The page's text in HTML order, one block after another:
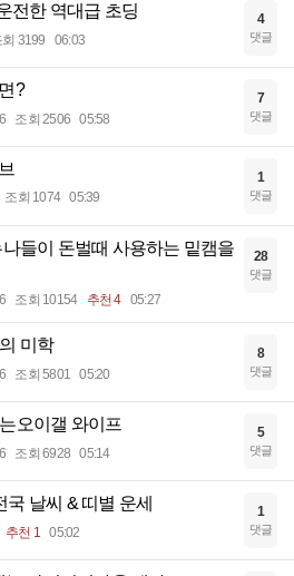
전한 역대급 초딩
회 3199 06:03
4
댓글
?
조회 2506 05:58
7
댓글
조회 1074 05:39
1
댓글
들이 돈벌때 사용하는 밑캠을
조회 10154 추천 4 05:27
28
댓글
미학
조회 5801 05:20
8
댓글
오이갤 와이프
조회 6928 05:14
5
댓글
국 날씨 & 띠별 운세
추천 1 05:02
1
댓글